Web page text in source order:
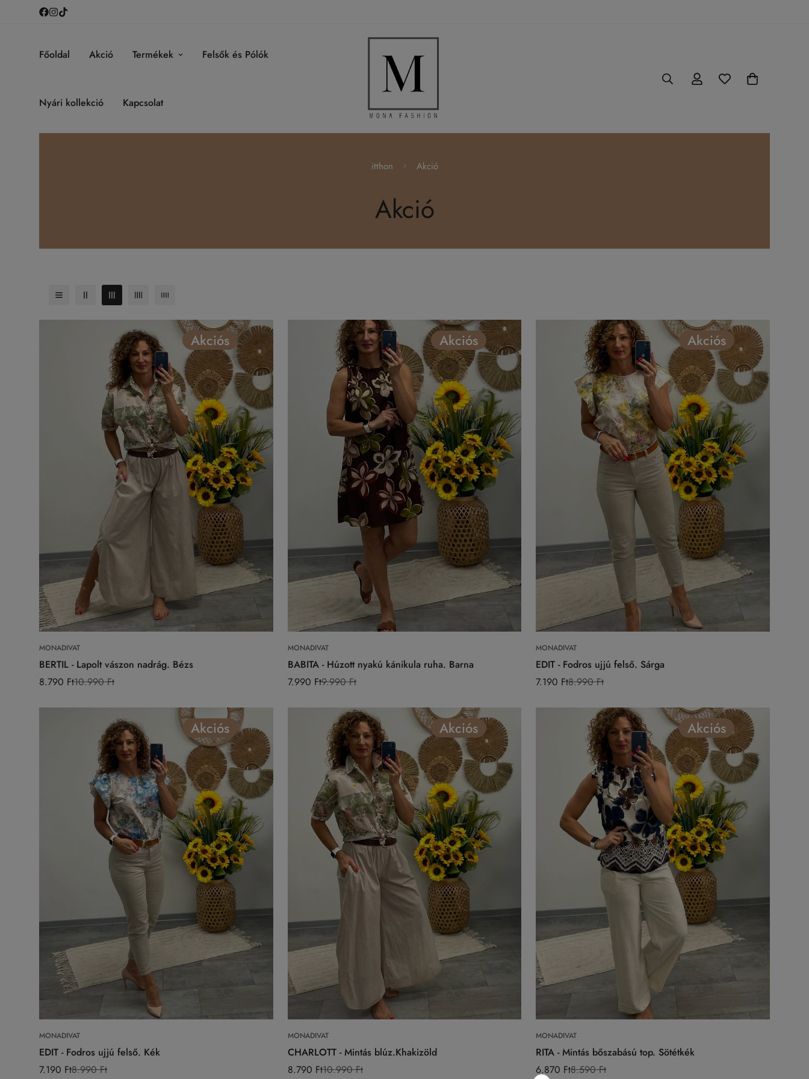
Főoldal Akció Termékek Felsők és Pólók
Nyári kollekció Kapcsolat
itthon Akció
Akció
Akciós
MONADIVAT
BERTIL - Lapolt vászon nadrág. Bézs
Eladási
8.790 Ft
Normál 10.990 Ft
Akciós
MONADIVAT
BABITA - Húzott nyakú kánikula ruha. Barna
Eladási
7.990 Ft
Normál 9.990 Ft
Akciós
MONADIVAT
EDIT - Fodros ujjú felső. Sárga
Eladási
7.190 Ft
Normál8.990 Ft
Akciós
MONADIVAT
EDIT - Fodros ujjú felső. Kék
Eladási
7.190 Ft
Normál 8.990 Ft
Akciós
MONADIVAT
CHARLOTT - Mintás blúz.Khakizöld
Eladási
8.790 Ft
Normál 10.990 Ft
Akciós
MONADIVAT
RITA - Mintás bőszabású top. Sötétkék
Eladási
6.870 Ft
Normál 8.590 Ft